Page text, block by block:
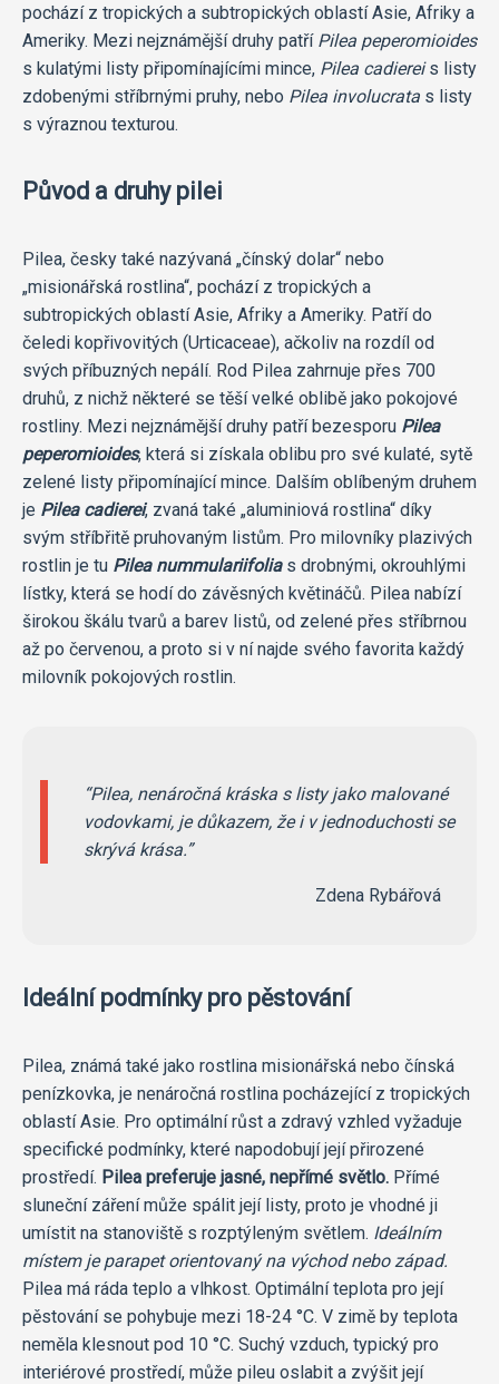
pochází z tropických a subtropických oblastí Asie, Afriky a
Ameriky. Mezi nejznámější druhy patří Pilea peperomioides
s kulatými listy připomínajícími mince, Pilea cadiereis listy
zdobenými stříbrnými pruhy, nebo Pilea involucrata s listy
s výraznou texturou.
Původ a druhy pilei
Pilea, česky také nazývaná „čínský dolar“ nebo
„misionářská rostlina“, pochází z tropických a
subtropických oblastí Asie, Afriky a Ameriky. Patří do
čeledi kopřivovitých (Urticaceae), ačkoliv na rozdíl od
svých příbuzných nepálí. Rod Pilea zahrnuje přes 700
druhů, z nichž některé se těší velké oblibě jako pokojové
rostliny. Mezi nejznámější druhy patří bezesporu Pilea
peperomioides, která si získala oblibu pro své kulaté, sytě
zelené listy připomínající mince. Dalším oblíbeným druhem
je Pilea cadierei, zvaná také „aluminiová rostlina“ díky
svým stříbřitě pruhovaným listům. Pro milovníky plazivých
rostlin je tu Pilea nummulariifolias drobnými, okrouhlými
lístky, která se hodí do závěsných květináčů. Pilea nabízí
širokou škálu tvarů a barev listů, od zelené přes stříbrnou
až po červenou, a proto si v ní najde svého favorita každý
milovník pokojových rostlin.
Pilea, nenáročná kráska s listy jako malované
vodovkami, je důkazem, že i v jednoduchosti se
skrývá krása.
Zdena Rybářová
Ideální podmínky pro pěstování
Pilea, známá také jako rostlina misionářská nebo čínská
penízkovka, je nenáročná rostlina pocházející z tropických
oblastí Asie. Pro optimální růst a zdravý vzhled vyžaduje
specifické podmínky, které napodobují její přirozené
prostředí. Pilea preferuje jasné, nepřímé světlo. Přímé
sluneční záření může spálit její listy, proto je vhodné ji
umístit na stanoviště s rozptýleným světlem. Ideálním
místem je parapet orientovaný na východ nebo západ.
Pilea má ráda teplo a vlhkost. Optimální teplota pro její
pěstování se pohybuje mezi 18-24 °C. V zimě by teplota
neměla klesnout pod 10 °C. Suchý vzduch, typický pro
interiérové prostředí, může pileu oslabit a zvýšit její